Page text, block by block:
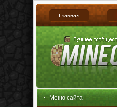
Главная
Меню сайта